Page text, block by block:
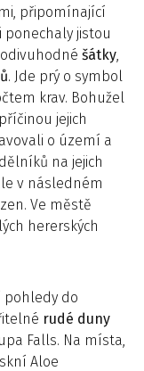
připomínající
ponechaly jistou
šátky,
. Jde prý o symbol
krav. Bohužel
jejich
o území a
na jejich
v následném
Ve městě
hererských
pohledy do
rudé duny
Falls. Na místa,
Aloe